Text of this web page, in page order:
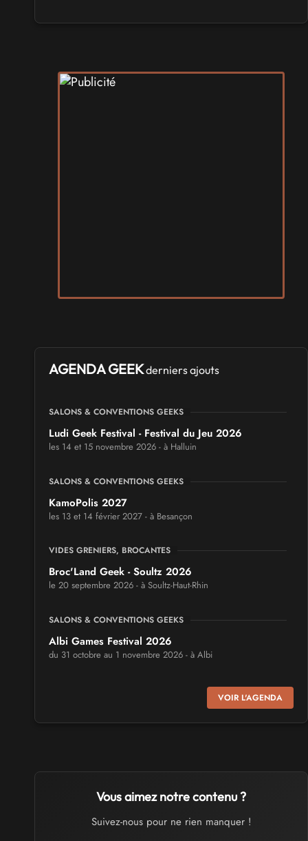
AGENDA GEEKderniers ajouts
SALONS & CONVENTIONS GEEKS
Ludi Geek Festival - Festival du Jeu 2026
les 14 et 15 novembre 2026 - à Halluin
SALONS & CONVENTIONS GEEKS
KamoPolis 2027
les 13 et 14 février 2027 - à Besançon
VIDES GRENIERS, BROCANTES
Broc'Land Geek - Soultz 2026
le 20 septembre 2026 - à Soultz-Haut-Rhin
SALONS & CONVENTIONS GEEKS
Albi Games Festival 2026
du 31 octobre au 1 novembre 2026 - à Albi
Virtual Calais - salon du jeu vidéo et des loisirs
numériques 2026
SALONS & CONVENTIONS GEEKS
Trolls et Légendes 2027
VOIR L'AGENDA
Vous aimez notre contenu ?
Suivez-nous pour ne rien manquer !